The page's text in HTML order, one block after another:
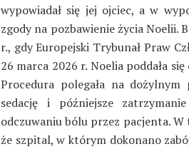
wypowiadał się jej ojciec, a w
zgody na pozbawienie życia Noelii.
r., gdy Europejski Trybunał Praw
26 marca 2026 r. Noelia poddała
Procedura polegała na dożylnym
sedację i późniejsze
odczuwaniu bólu przez pacjenta.
że szpital, w którym dokonano